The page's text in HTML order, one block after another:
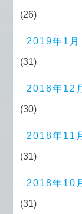
(26)
2019年1月
(31)
2018年12
(30)
2018年11
(31)
2018年10
(31)